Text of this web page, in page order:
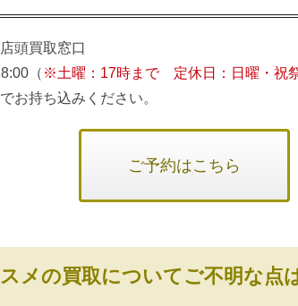
頭買取窓口
（ ※土曜：17時まで 定休日：日曜・祝
お持ち込みください。
ご予約はこちら
メの買取についてご不明な点